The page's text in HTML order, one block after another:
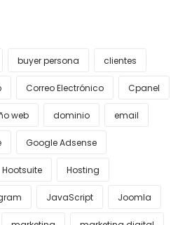
buyer persona clientes
Correo Electrónico Cpanel
web dominio email
Google Adsense
Hootsuite Hosting
JavaScript Joomla